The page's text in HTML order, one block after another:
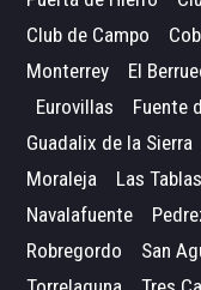
Club de Campo
Monterrey
El
Eurovillas
Fuente
Guadalix de la Sierra
Moraleja
Las Tablas
Navalafuente
Robregordo
San